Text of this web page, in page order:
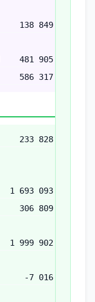
138 849
481 905
586 317
233 828
1 693 093
306 809
1 999 902
-7 016